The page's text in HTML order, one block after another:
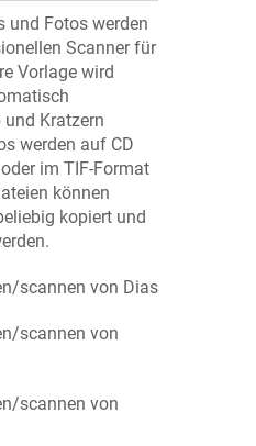
und Fotos werden
Scanner für
Vorlage wird
Kratzern
werden auf CD
im TIF-Format
können
kopiert und
scannen von Dias
scannen von
scannen von